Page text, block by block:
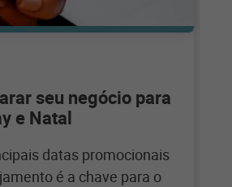
seu negócio para
e Natal
datas promocionais
é a chave para o